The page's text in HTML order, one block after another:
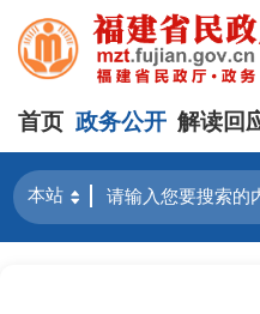
首页 政务公开 解读回